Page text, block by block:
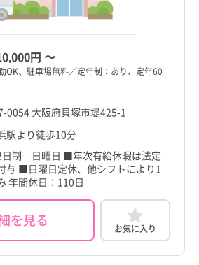
円 〜
OK、駐車場無料／定年制：あり、定年60
0054 大阪府貝塚市堤425-1
駅より徒歩10分
日制 日曜日 ■年次有給休暇は法定
与 ■日曜日定休、他シフトにより1
年間休日：110日
を見る お気に入り